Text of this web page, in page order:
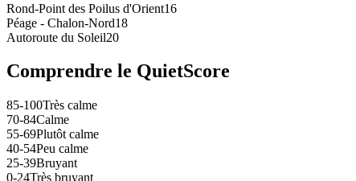
Rond-Point des Poilus d'Orient16
Péage - Chalon-Nord18
Autoroute du Soleil20
Comprendre le QuietScore
85-100Très calme
70-84Calme
55-69Plutôt calme
40-54Peu calme
25-39Bruyant
0-24Très bruyant